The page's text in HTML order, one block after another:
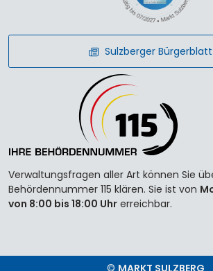
Sulzberger Bürgerblatt
Verwaltungsfragen aller Art können Sie
Behördennummer 115 klären. Sie ist von
von 8:00 bis 18:00 Uhr erreichbar.
© MARKT SULZBERG